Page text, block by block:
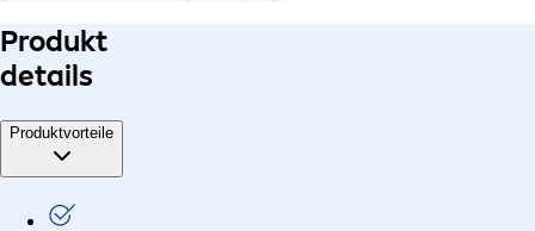
Produkt
details
Produktvorteile